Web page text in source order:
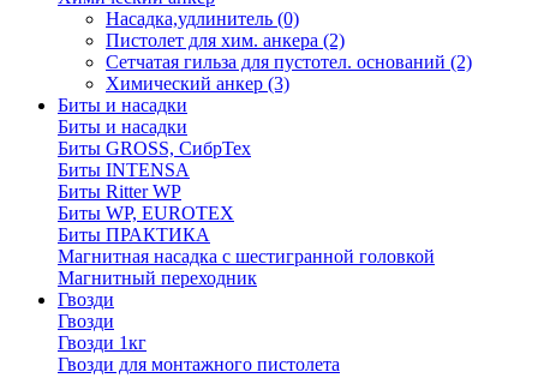
Насадка,удлинитель (0)
Пистолет для хим. анкера (2)
Сетчатая гильза для пустотел. оснований (2)
Химический анкер (3)
Биты и насадки
Биты и насадки
Биты GROSS, СибрТех
Биты INTENSA
Биты Ritter WP
Биты WP, EUROTEX
Биты ПРАКТИКА
Магнитная насадка с шестигранной головкой
Магнитный переходник
Гвозди
Гвозди
Гвозди 1кг
Гвозди для монтажного пистолета